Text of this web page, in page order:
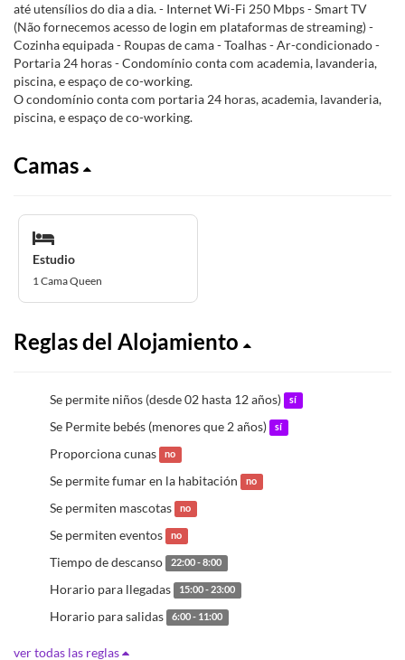
até utensílios do dia a dia. - Internet Wi-Fi 250 Mbps - Smart TV
(Não fornecemos acesso de login em plataformas de streaming) -
Cozinha equipada - Roupas de cama - Toalhas - Ar-condicionado -
Portaria 24 horas - Condomínio conta com academia, lavanderia,
piscina, e espaço de co-working.
O condomínio conta com portaria 24 horas, academia, lavanderia,
piscina, e espaço de co-working.
Camas
Estudio
1 Cama Queen
Reglas del Alojamiento
Se permite niños (desde 02 hasta 12 años) sí
Se Permite bebés (menores que 2 años) sí
Proporciona cunas no
Se permite fumar en la habitación no
Se permiten mascotas no
Se permiten eventos no
Tiempo de descanso 22:00 - 8:00
Horario para llegadas 15:00 - 23:00
Horario para salidas 6:00 - 11:00
ver todas las reglas